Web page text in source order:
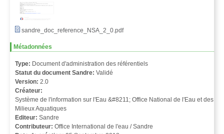
sandre_doc_reference_NSA_2_0.pdf
Métadonnées
Type: Document d'administration des référentiels
Statut du document Sandre: Validé
Version: 2.0
Créateur:
Système de l'information sur l'Eau &#8211; Office National de l'Eau et des
Milieux Aquatiques
Editeur: Sandre
Contributeur: Office International de l'eau / Sandre